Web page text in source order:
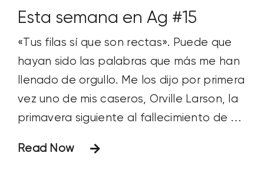
Esta semana en Ag #15
«Tus filas sí que son rectas». Puede que
hayan sido las palabras que más me han
llenado de orgullo. Me los dijo por primera
vez uno de mis caseros, Orville Larson, la
primavera siguiente al fallecimiento de mi
agrícolas recayeron enteramente sobre
Read Now